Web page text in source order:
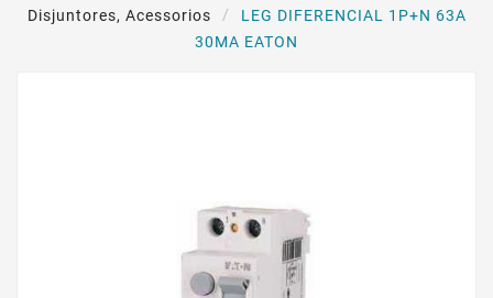
Disjuntores, Acessorios
LEG DIFERENCIAL 1P+N 63A
30MA EATON